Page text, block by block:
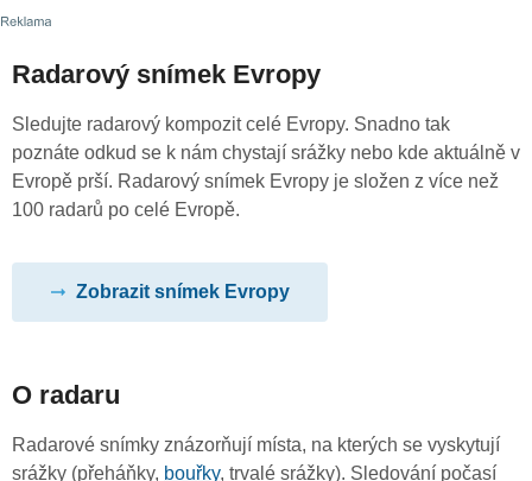
Radarový snímek Evropy
Sledujte radarový kompozit celé Evropy. Snadno tak
poznáte odkud se k nám chystají srážky nebo kde aktuálně v
Evropě prší. Radarový snímek Evropy je složen z více než
100 radarů po celé Evropě.
Zobrazit snímek Evropy
O radaru
Radarové snímky znázorňují místa, na kterých se vyskytují
srážky (přeháňky, bouřky, trvalé srážky). Sledování počasí